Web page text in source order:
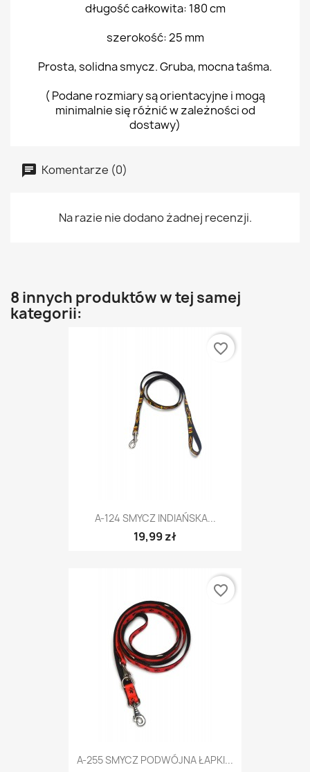
długość całkowita: 180 cm
szerokość: 25 mm
Prosta, solidna smycz. Gruba, mocna taśma.
( Podane rozmiary są orientacyjne i mogą
minimalnie się różnić w zależności od
dostawy)
Komentarze (0)
Na razie nie dodano żadnej recenzji.
8 innych produktów w tej samej
kategorii:
A-124 SMYCZ INDIAŃSKA...
19,99 zł
favorite_border
A-255 SMYCZ PODWÓJNA ŁAPKI...
favorite_border